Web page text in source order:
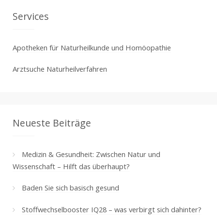
Services
Apotheken für Naturheilkunde und Homöopathie
Arztsuche Naturheilverfahren
Neueste Beiträge
Medizin & Gesundheit: Zwischen Natur und
Wissenschaft – Hilft das überhaupt?
Baden Sie sich basisch gesund
Stoffwechselbooster IQ28 – was verbirgt sich dahinter?